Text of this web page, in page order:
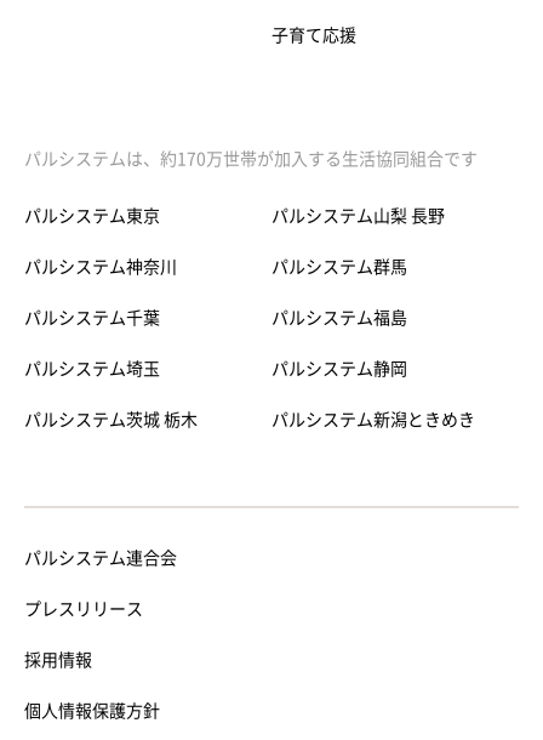
子育て応援
パルシステムは、約170万世帯が加入する生活協同組合です
パルシステム東京
パルシステム神奈川
パルシステム千葉
パルシステム埼玉
パルシステム茨城 栃木
パルシステム山梨 長野
パルシステム群馬
パルシステム福島
パルシステム静岡
パルシステム新潟ときめき
パルシステム連合会
プレスリリース
採用情報
個人情報保護方針